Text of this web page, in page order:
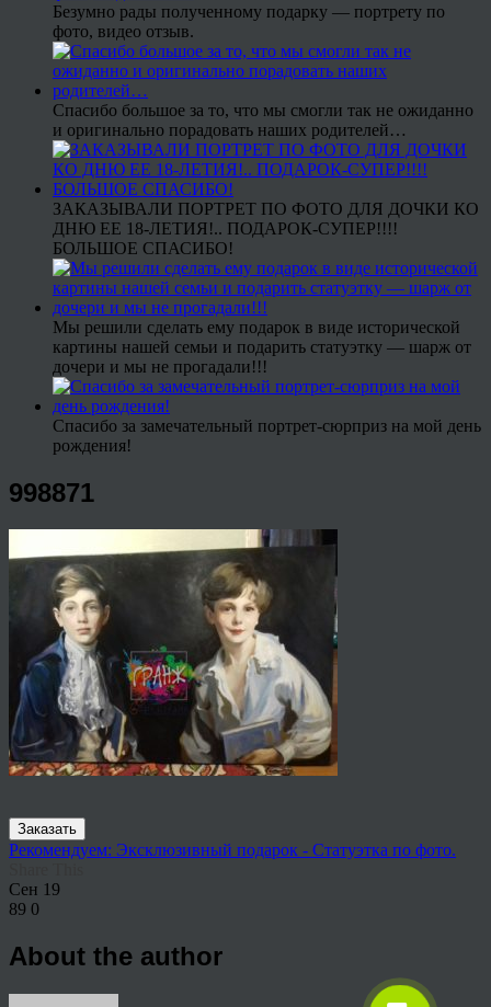
Безумно рады полученному подарку — портрету по
фото, видео отзыв.
Спасибо большое за то, что мы смогли так не ожиданно
и оригинально порадовать наших родителей…
ЗАКАЗЫВАЛИ ПОРТРЕТ ПО ФОТО ДЛЯ ДОЧКИ КО
ДНЮ ЕЕ 18-ЛЕТИЯ!.. ПОДАРОК-СУПЕР!!!!
БОЛЬШОЕ СПАСИБО!
Мы решили сделать ему подарок в виде исторической
картины нашей семьи и подарить статуэтку — шарж от
дочери и мы не прогадали!!!
Спасибо за замечательный портрет-сюрприз на мой день
рождения!
998871
Заказать
Рекомендуем: Эксклюзивный подарок - Статуэтка по фото.
Сен 19
89 0
About the author